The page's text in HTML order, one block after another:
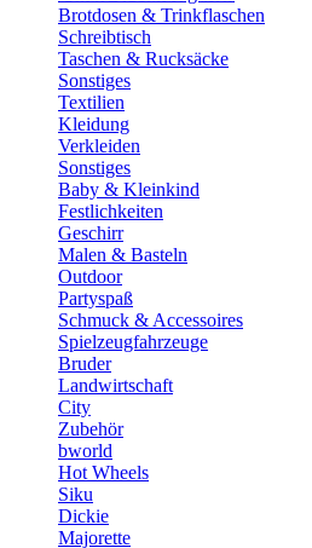
Brotdosen & Trinkflaschen
Schreibtisch
Taschen & Rucksäcke
Sonstiges
Textilien
Kleidung
Verkleiden
Sonstiges
Baby & Kleinkind
Festlichkeiten
Geschirr
Malen & Basteln
Outdoor
Partyspaß
Schmuck & Accessoires
Spielzeugfahrzeuge
Bruder
Landwirtschaft
City
Zubehör
bworld
Hot Wheels
Siku
Dickie
Majorette